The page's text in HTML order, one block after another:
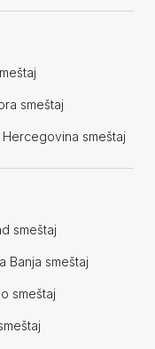
smeštaj
Hercegovina smeštaj
smeštaj
Banja smeštaj
smeštaj